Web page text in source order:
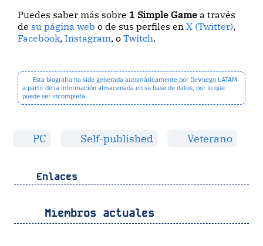
Puedes saber más sobre 1 Simple Game a través
de su página web o de sus perfiles enX (Twitter),
Facebook,Instagram, oTwitch.
Esta biografía ha sido generada automáticamente por DeVuego LATAM
a partir de la información almacenada en su base de datos, por lo que
puede ser incompleta.
PC Self-published Veterano
Enlaces
Miembros actuales